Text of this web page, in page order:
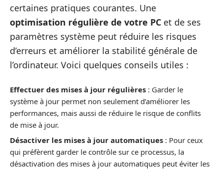
certaines pratiques courantes. Une
optimisation régulière de votre PC et de ses
paramètres système peut réduire les risques
d’erreurs et améliorer la stabilité générale de
l’ordinateur. Voici quelques conseils utiles :
Effectuer des mises à jour régulières : Garder le
système à jour permet non seulement d’améliorer les
performances, mais aussi de réduire le risque de conflits
de mise à jour.
Désactiver les mises à jour automatiques : Pour ceux
qui préfèrent garder le contrôle sur ce processus, la
désactivation des mises à jour automatiques peut éviter les